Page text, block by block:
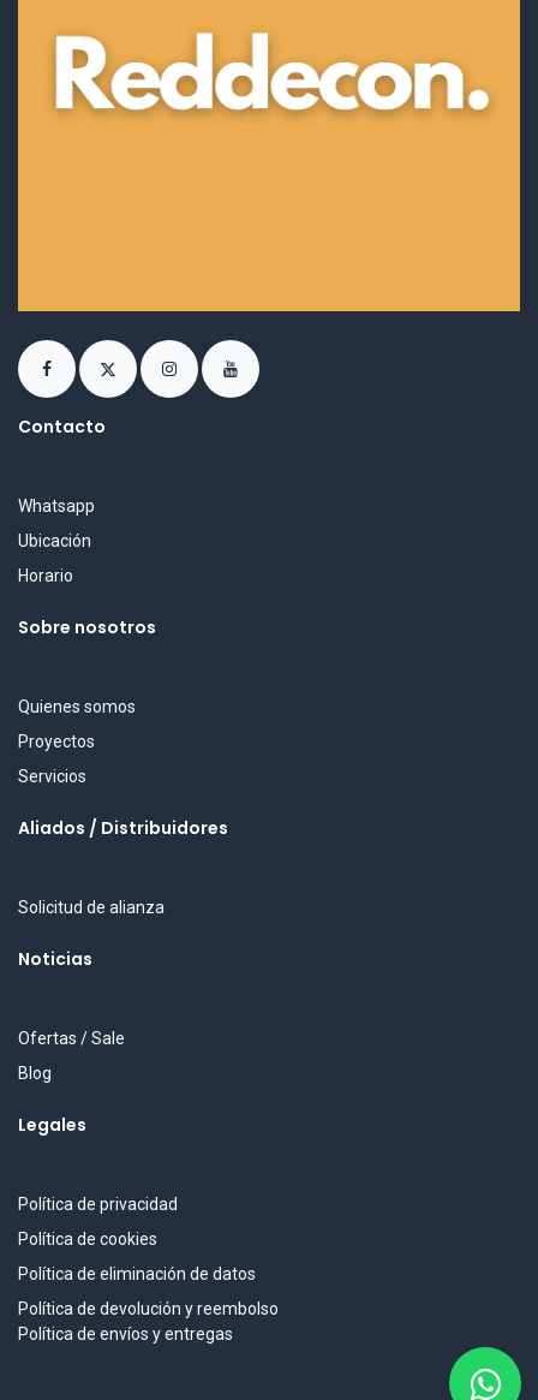
Contacto
Whatsapp
Ubicación
Horario
Sobre nosotros
Quienes somos
Proyectos
Servicios
Aliados / Distribuidores
Solicitud de alianza
Noticias
Ofertas / Sale
Blog
Legales
Política de privacidad
Política de cookies
Política de eliminación de datos
Política de devolución y reembolso
Política de envíos y entregas